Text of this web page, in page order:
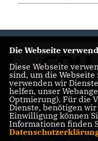
Die Webseite
Diese Webseite
sind, um die
verwenden wir
helfen, unser
Optmierung). Für die
Dienste, benötigen
Einwilligung können
Informationen finden